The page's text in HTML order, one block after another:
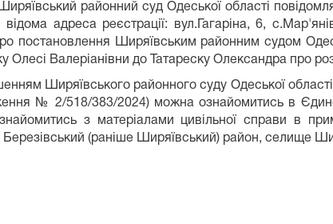
районний суд Одеської області
відома адреса реєстрації: вул.Гагаріна, 6,
постановлення Ширяївським районним судом
Олесі Валеріанівни до Татареску Олександра про
Ширяївського районного суду Одеської
№ 2/518/383/2024) можна ознайомитись в
з матеріалами цивільної справи в
Березівський (раніше Ширяївський) район, селище